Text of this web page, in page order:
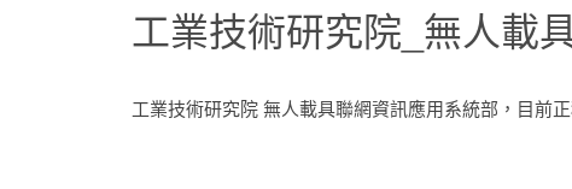
工業技術研究院_無人載
工業技術研究院 無人載具聯網資訊應用系統部，目前